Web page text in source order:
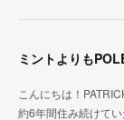
ミントよりも
こんにちは！
約6年間住み続けて